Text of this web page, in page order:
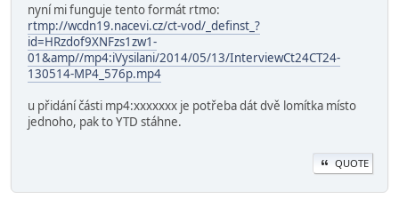
nyní mi funguje tento formát rtmo:
rtmp://wcdn19.nacevi.cz/ct-vod/_definst_?
id=HRzdof9XNFzs1zw1-
01&amp//mp4:iVysilani/2014/05/13/InterviewCt24CT24-
130514-MP4_576p.mp4
u přidání části mp4:xxxxxxx je potřeba dát dvě lomítka místo
jednoho, pak to YTD stáhne.
QUOTE